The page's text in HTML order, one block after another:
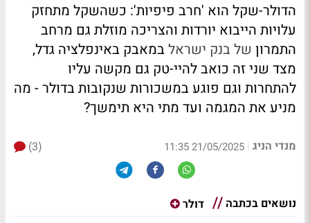
הדולר-שקל הוא 'חרב פיפיות': כשהשקל מתחזק
עלויות הייבוא יורדות והצריכה מוזלת גם מרחב
התמרון של בנק ישראל במאבק באינפלציה גדל,
מצד שני זה כואב להיי-טק גם מקשה עליו
להתחרות וגם פוגע במשכורות שנקובות בדולר - מה
מניע את המגמה ועד מתי היא תימשך?
מנדי הניג |
21/05/2025 11:35
(3)
נושאים בכתבה דולר